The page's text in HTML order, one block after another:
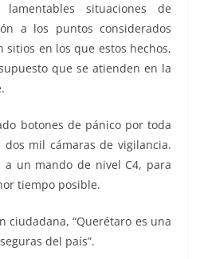
situaciones de
a los puntos considerados
sitios en los que estos hechos,
que se atienden en la
botones de pánico por toda
mil cámaras de vigilancia.
a un mando de nivel C4, para
tiempo posible.
ciudadana, “Querétaro es una
del país”.